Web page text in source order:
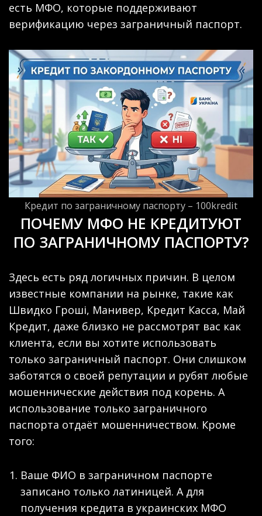
есть МФО, которые поддерживают
верификацию через заграничный паспорт.
Кредит по заграничному паспорту – 100kredit
ПОЧЕМУ МФО НЕ КРЕДИТУЮТ
ПО ЗАГРАНИЧНОМУ ПАСПОРТУ?
Здесь есть ряд логичных причин. В целом
известные компании на рынке, такие как
Швидко Гроші, Манивер, Кредит Касса, Май
Кредит, даже близко не рассмотрят вас как
клиента, если вы хотите использовать
только заграничный паспорт. Они слишком
заботятся о своей репутации и рубят любые
мошеннические действия под корень. А
использование только заграничного
паспорта отдаёт мошенничеством. Кроме
того:
Ваше ФИО в заграничном паспорте
записано только латиницей. А для
получения кредита в украинских МФО